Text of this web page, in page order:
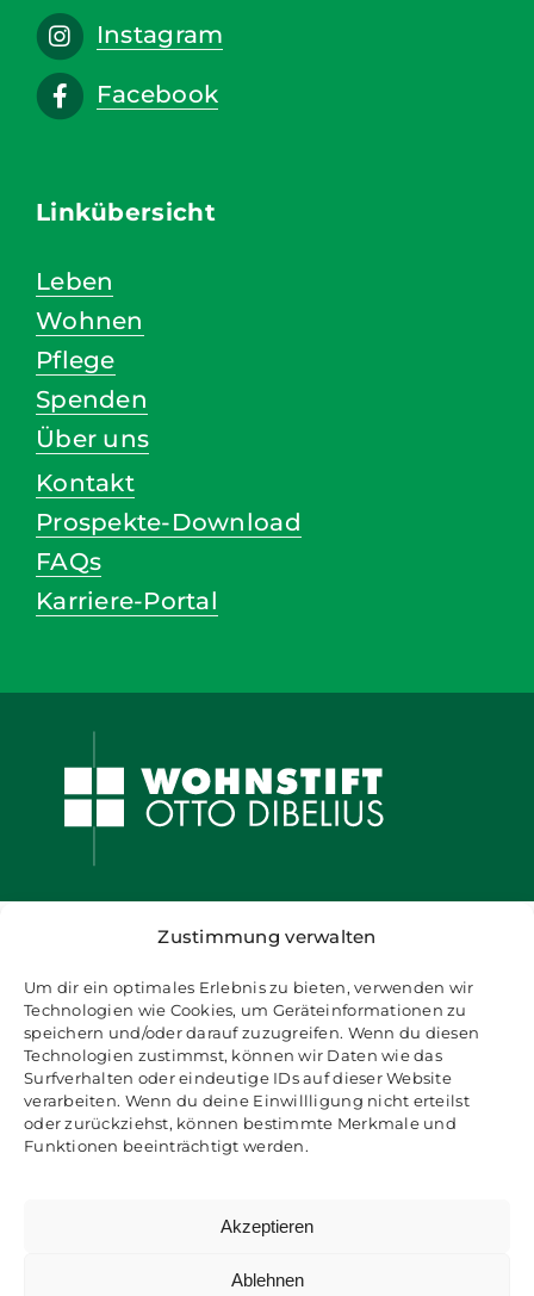
Zustimmung verwalten
Um dir ein optimales Erlebnis zu bieten, verwenden wir
Technologien wie Cookies, um Geräteinformationen zu
speichern und/oder darauf zuzugreifen. Wenn du diesen
Technologien zustimmst, können wir Daten wie das
Surfverhalten oder eindeutige IDs auf dieser Website
verarbeiten. Wenn du deine Einwillligung nicht erteilst
oder zurückziehst, können bestimmte Merkmale und
Funktionen beeinträchtigt werden.
Akzeptieren
Ablehnen
Linkübersicht
Leben
Wohnen
Pflege
Spenden
Über uns
Kontakt
Prospekte-Download
FAQs
Karriere-Portal
Instagram
Facebook